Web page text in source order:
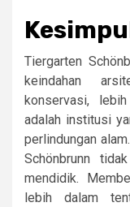
Tiergarten
keindahan
konservasi,
adalah institusi
perlindungan
Schönbrunn
mendidik.
lebih dalam